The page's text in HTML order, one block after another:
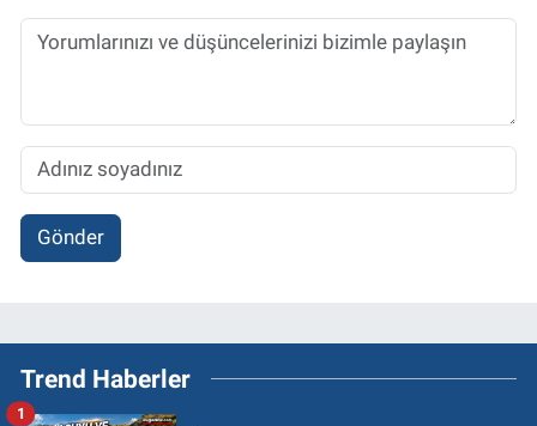
Gönder
Trend Haberler
1